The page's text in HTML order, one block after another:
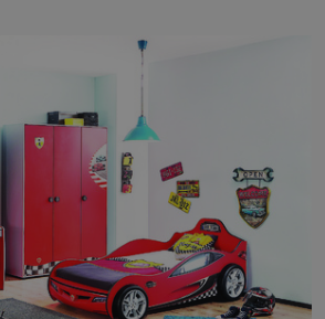
dobře zachovalá, přičítají
klimatickým podmínkám. Sucho,